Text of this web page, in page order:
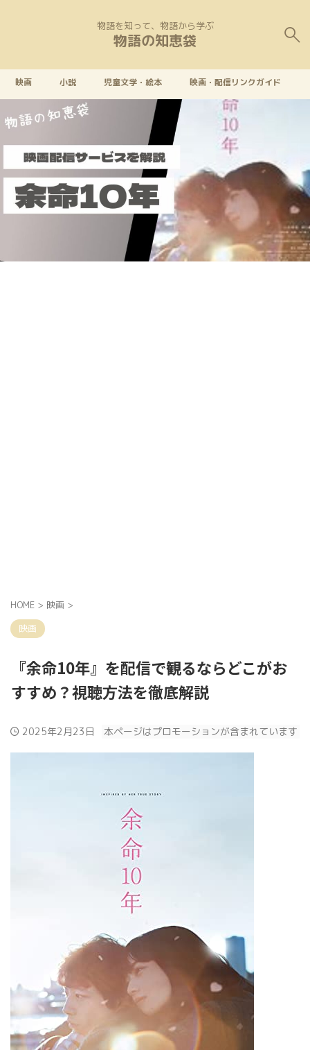
物語を知って、物語から学ぶ
物語の知恵袋
映画 小説 児童文学・絵本 映画・配信リンクガイド
HOME > 映画 >
映画
『余命10年』を配信で観るならどこがお
すすめ？視聴方法を徹底解説
2025年2月23日 本ページはプロモーションが含まれています